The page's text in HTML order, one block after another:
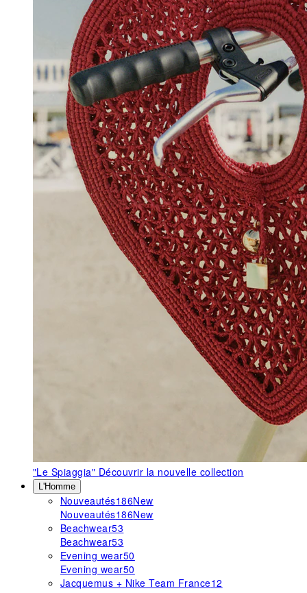
"Le Spiaggia" Découvrir la nouvelle collection
L'Homme
Nouveautés186New
Nouveautés186New
Beachwear53
Beachwear53
Evening wear50
Evening wear50
Jacquemus + Nike Team France12